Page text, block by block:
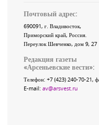
Почтовый адрес:
690091, г. Владивосток,
Приморский край, Россия.
Переулок Шевченко, дом 9, 27
Редакция газеты
«Арсеньевские вести»:
Телефон: +7 (423) 240-70-21,
E-mail: av@arsvest.ru